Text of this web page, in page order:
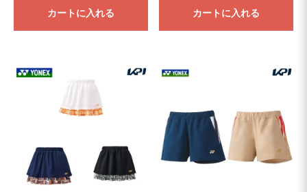
カートに入れる カートに入れる